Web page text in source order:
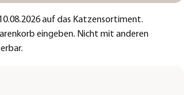
auf das Katzensortiment.
eingeben. Nicht mit anderen